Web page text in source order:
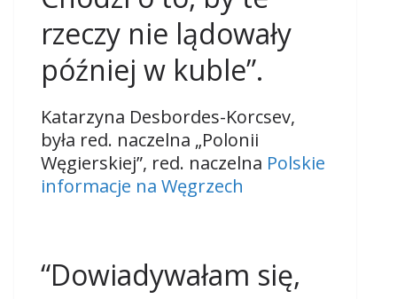
rzeczy nie lądowały
później w kuble”.
Katarzyna Desbordes-Korcsev,
była red. naczelna „Polonii
Węgierskiej”, red. naczelna Polskie
informacje na Węgrzech
“Dowiadywałam się,